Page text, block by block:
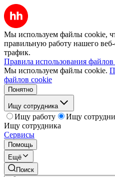
Мы используем файлы cookie,
правильную работу нашего веб-
трафик.
Правила использования
Мы используем файлы cookie.
файлов cookie
Понятно
Ищу сотрудника
Ищу работу
Ищу
Ищу сотрудника
Сервисы
Помощь
Ещё
Поиск